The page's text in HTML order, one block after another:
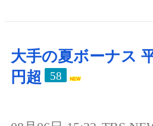
大手の夏ボーナス
円超
58